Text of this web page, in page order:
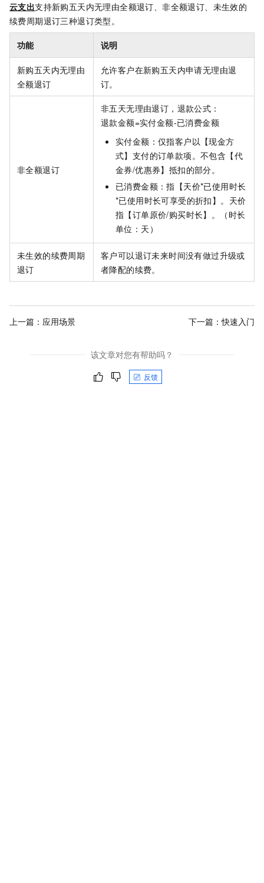
云支出支持新购五天内无理由全额退订、非全额退订、未生效的
续费周期退订三种退订类型。
功能 说明
新购五天内无理由
全额退订
允许客户在新购五天内申请无理由退
订。
非全额退订
非五天无理由退订，退款公式：
退款金额=实付金额-已消费金额
实付金额：仅指客户以【现金方
式】支付的订单款项。不包含【代
金券/优惠券】抵扣的部分。
已消费金额：指【天价*已使用时长
*已使用时长可享受的折扣】。天价
指【订单原价/购买时长】。（时长
单位：天）
未生效的续费周期
退订
客户可以退订未来时间没有做过升级或
者降配的续费。
上一篇： 应用场景 下一篇：快速入门
该文章对您有帮助吗？
反馈